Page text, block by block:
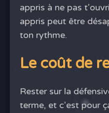
appris à ne pas
appris peut être
ton rythme.
Le coût de
Rester sur la
terme, et c'est pour